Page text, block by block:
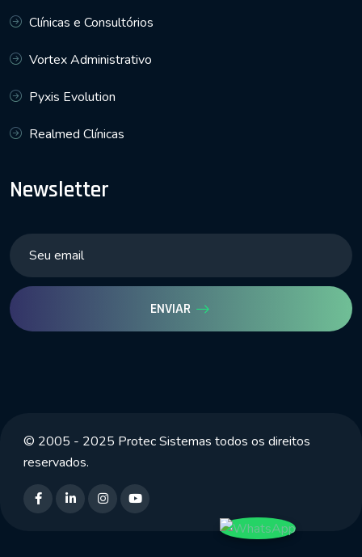
Clínicas e Consultórios
Vortex Administrativo
Pyxis Evolution
Realmed Clínicas
Newsletter
ENVIAR
© 2005 - 2025 Protec Sistemas todos os direitos
reservados.